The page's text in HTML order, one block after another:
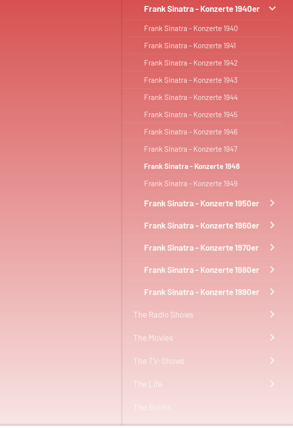
Frank Sinatra - Konzerte 1940er
Frank Sinatra - Konzerte 1940
Frank Sinatra - Konzerte 1941
Frank Sinatra - Konzerte 1942
Frank Sinatra - Konzerte 1943
Frank Sinatra - Konzerte 1944
Frank Sinatra - Konzerte 1945
Frank Sinatra - Konzerte 1946
Frank Sinatra - Konzerte 1947
Frank Sinatra - Konzerte 1948
Frank Sinatra - Konzerte 1949
Frank Sinatra - Konzerte 1950er
Frank Sinatra - Konzerte 1960er
Frank Sinatra - Konzerte 1970er
Frank Sinatra - Konzerte 1980er
Frank Sinatra - Konzerte 1990er
The Radio Shows
The Movies
The TV-Shows
The Life
The Books